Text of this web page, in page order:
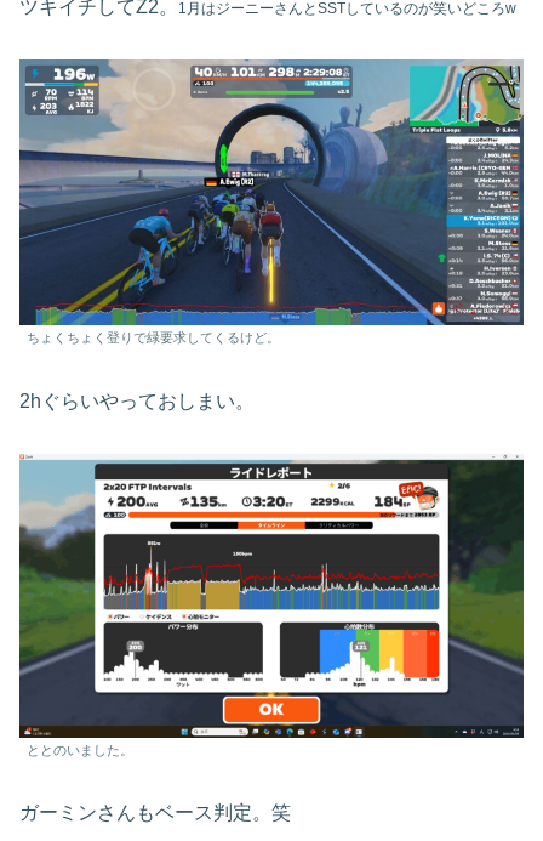
ツキイチしてZ2。
1月はジーニーさんとSSTしているのが笑いどころw
ちょくちょく登りで緑要求してくるけど。
2hぐらいやっておしまい。
ととのいました。
ガーミンさんもベース判定。笑